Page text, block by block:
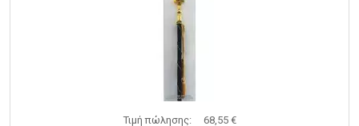
Τιμή πώλησης: 68,55 €